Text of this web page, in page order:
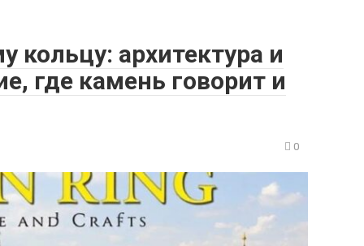
кольцу: архитектура и
где камень говорит и
0